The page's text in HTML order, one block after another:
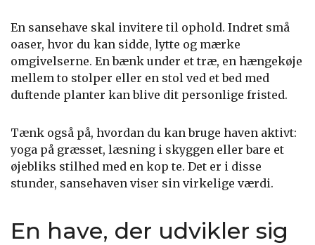
En sansehave skal invitere til ophold. Indret små
oaser, hvor du kan sidde, lytte og mærke
omgivelserne. En bænk under et træ, en hængekøje
mellem to stolper eller en stol ved et bed med
duftende planter kan blive dit personlige fristed.
Tænk også på, hvordan du kan bruge haven aktivt:
yoga på græsset, læsning i skyggen eller bare et
øjebliks stilhed med en kop te. Det er i disse
stunder, sansehaven viser sin virkelige værdi.
En have, der udvikler sig